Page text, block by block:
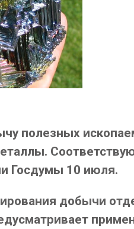
полезных
Госдумы 10 июля.
добычи